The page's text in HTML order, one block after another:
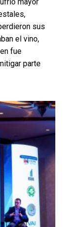
sus
el vino,
fue
parte